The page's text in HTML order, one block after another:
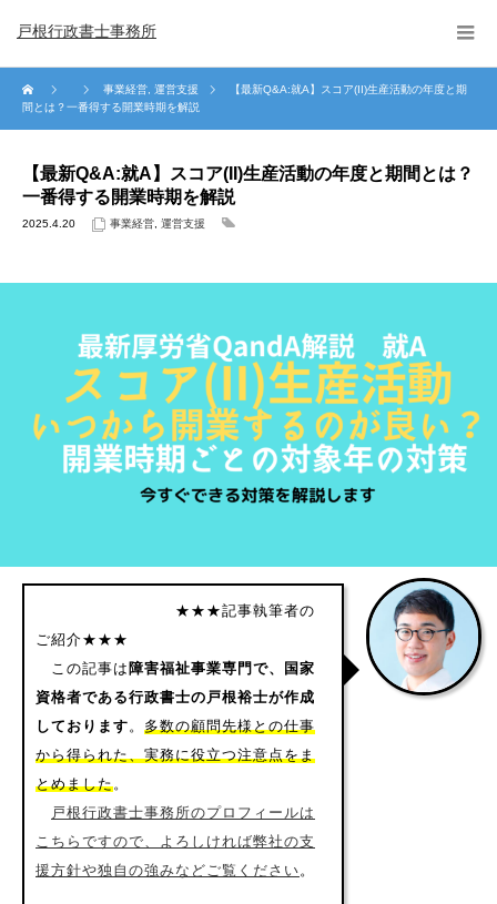
戸根行政書士事務所
事業経営 運営支援
【最新Q&A:就A】スコア(II)生産活動の年度と期
間とは？一番得する開業時期を解説
【最新Q&A:就A】スコア(II)生産活動の年度と期間とは？
一番得する開業時期を解説
2025.4.20 事業経営 運営支援
★★★記事執筆者の
ご紹介★★★
この記事は 障害福祉事業専門で、国家
資格者である行政書士の戸根裕士が作成
しております。 多数の顧問先様との仕事
から得られた、実務に役立つ注意点をま
とめました。
戸根行政書士事務所のプロフィールは
こちらですので、よろしければ弊社の支
援方針や独自の強みなどご覧ください。